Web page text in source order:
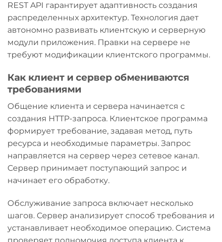
REST API гарантирует адаптивность создания
распределенных архитектур. Технология дает
автономно развивать клиентскую и серверную
модули приложения. Правки на сервере не
требуют модификации клиентского программы.
Как клиент и сервер обмениваются
требованиями
Общение клиента и сервера начинается с
создания HTTP-запроса. Клиентское программа
формирует требование, задавая метод, путь
ресурса и необходимые параметры. Запрос
направляется на сервер через сетевое канал.
Сервер принимает поступающий запрос и
начинает его обработку.
Обслуживание запроса включает несколько
шагов. Сервер анализирует способ требования и
устанавливает необходимое операцию. Система
проверяет полномочия доступа клиента к